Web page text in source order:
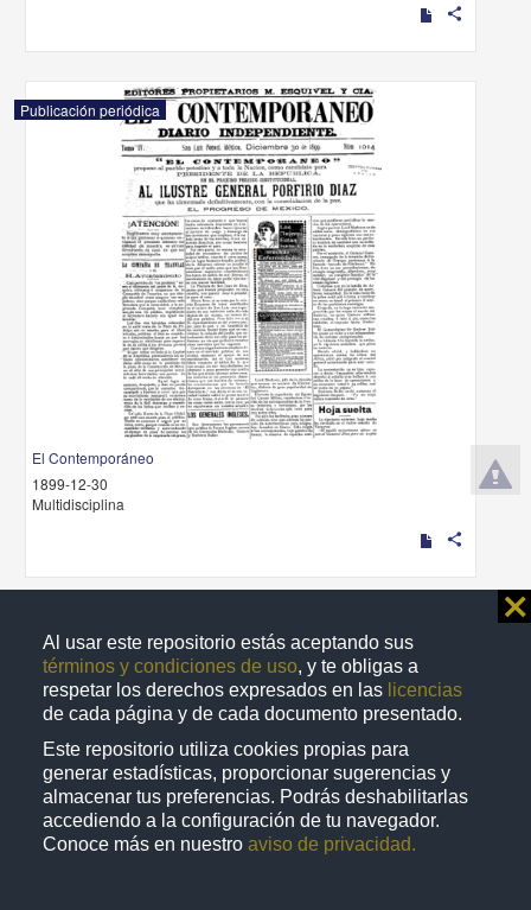
Al usar este repositorio estás aceptando sus
términos y condiciones de uso, y te obligas a
respetar los derechos expresados en las licencias
de cada página y de cada documento presentado.
Este repositorio utiliza cookies propias para
generar estadísticas, proporcionar sugerencias y
almacenar tus preferencias. Podrás deshabilitarlas
accediendo a la configuración de tu navegador.
Conoce más en nuestro aviso de privacidad.
⨯
share
Publicación periódica
El Contemporáneo
1899-12-30
Multidisciplina
share
Publicación periódica